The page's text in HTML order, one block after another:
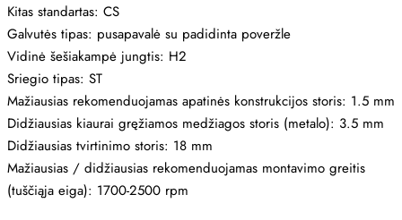
Kitas standartas: CS
Galvutės tipas: pusapavalė su padidinta poveržle
Vidinė šešiakampė jungtis: H2
Sriegio tipas: ST
Mažiausias rekomenduojamas apatinės konstrukcijos storis: 1.5 mm
Didžiausias kiaurai gręžiamos medžiagos storis (metalo): 3.5 mm
Didžiausias tvirtinimo storis: 18 mm
Mažiausias / didžiausias rekomenduojamas montavimo greitis
(tuščiąja eiga): 1700-2500 rpm